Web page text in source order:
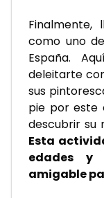
Finalmente,
como uno
España.
deleitarte
sus
pie por este
Esta
edades y
amigable